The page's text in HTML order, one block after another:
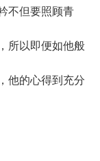
但要照顾青
所以即便如他般
他的心得到充分